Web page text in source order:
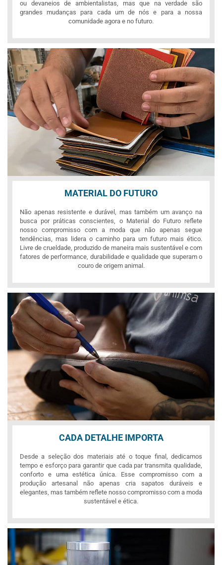
ou devaneios de ambientalistas, mas que na verdade são
grandes mudanças para cada um de nós e para a nossa
comunidade agora e no futuro.
MATERIAL DO FUTURO
Não apenas resistente e durável, mas também um avanço na
busca por práticas conscientes, o Material do Futuro reflete
nosso compromisso com a moda que não apenas segue
tendências, mas lidera o caminho para um futuro mais ético.
Livre de crueldade, produzido de maneira mais sustentável e com
fatores de performance, durabilidade e qualidade que superam o
couro de origem animal.
CADA DETALHE IMPORTA
Desde a seleção dos materiais até o toque final, dedicamos
tempo e esforço para garantir que cada par transmita qualidade,
conforto e uma estética única. Esse compromisso com a
produção artesanal não apenas cria sapatos duráveis e
elegantes, mas também reflete nosso compromisso com a moda
sustentável e ética.